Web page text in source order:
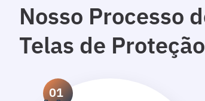
Nosso Processo
Telas de
01